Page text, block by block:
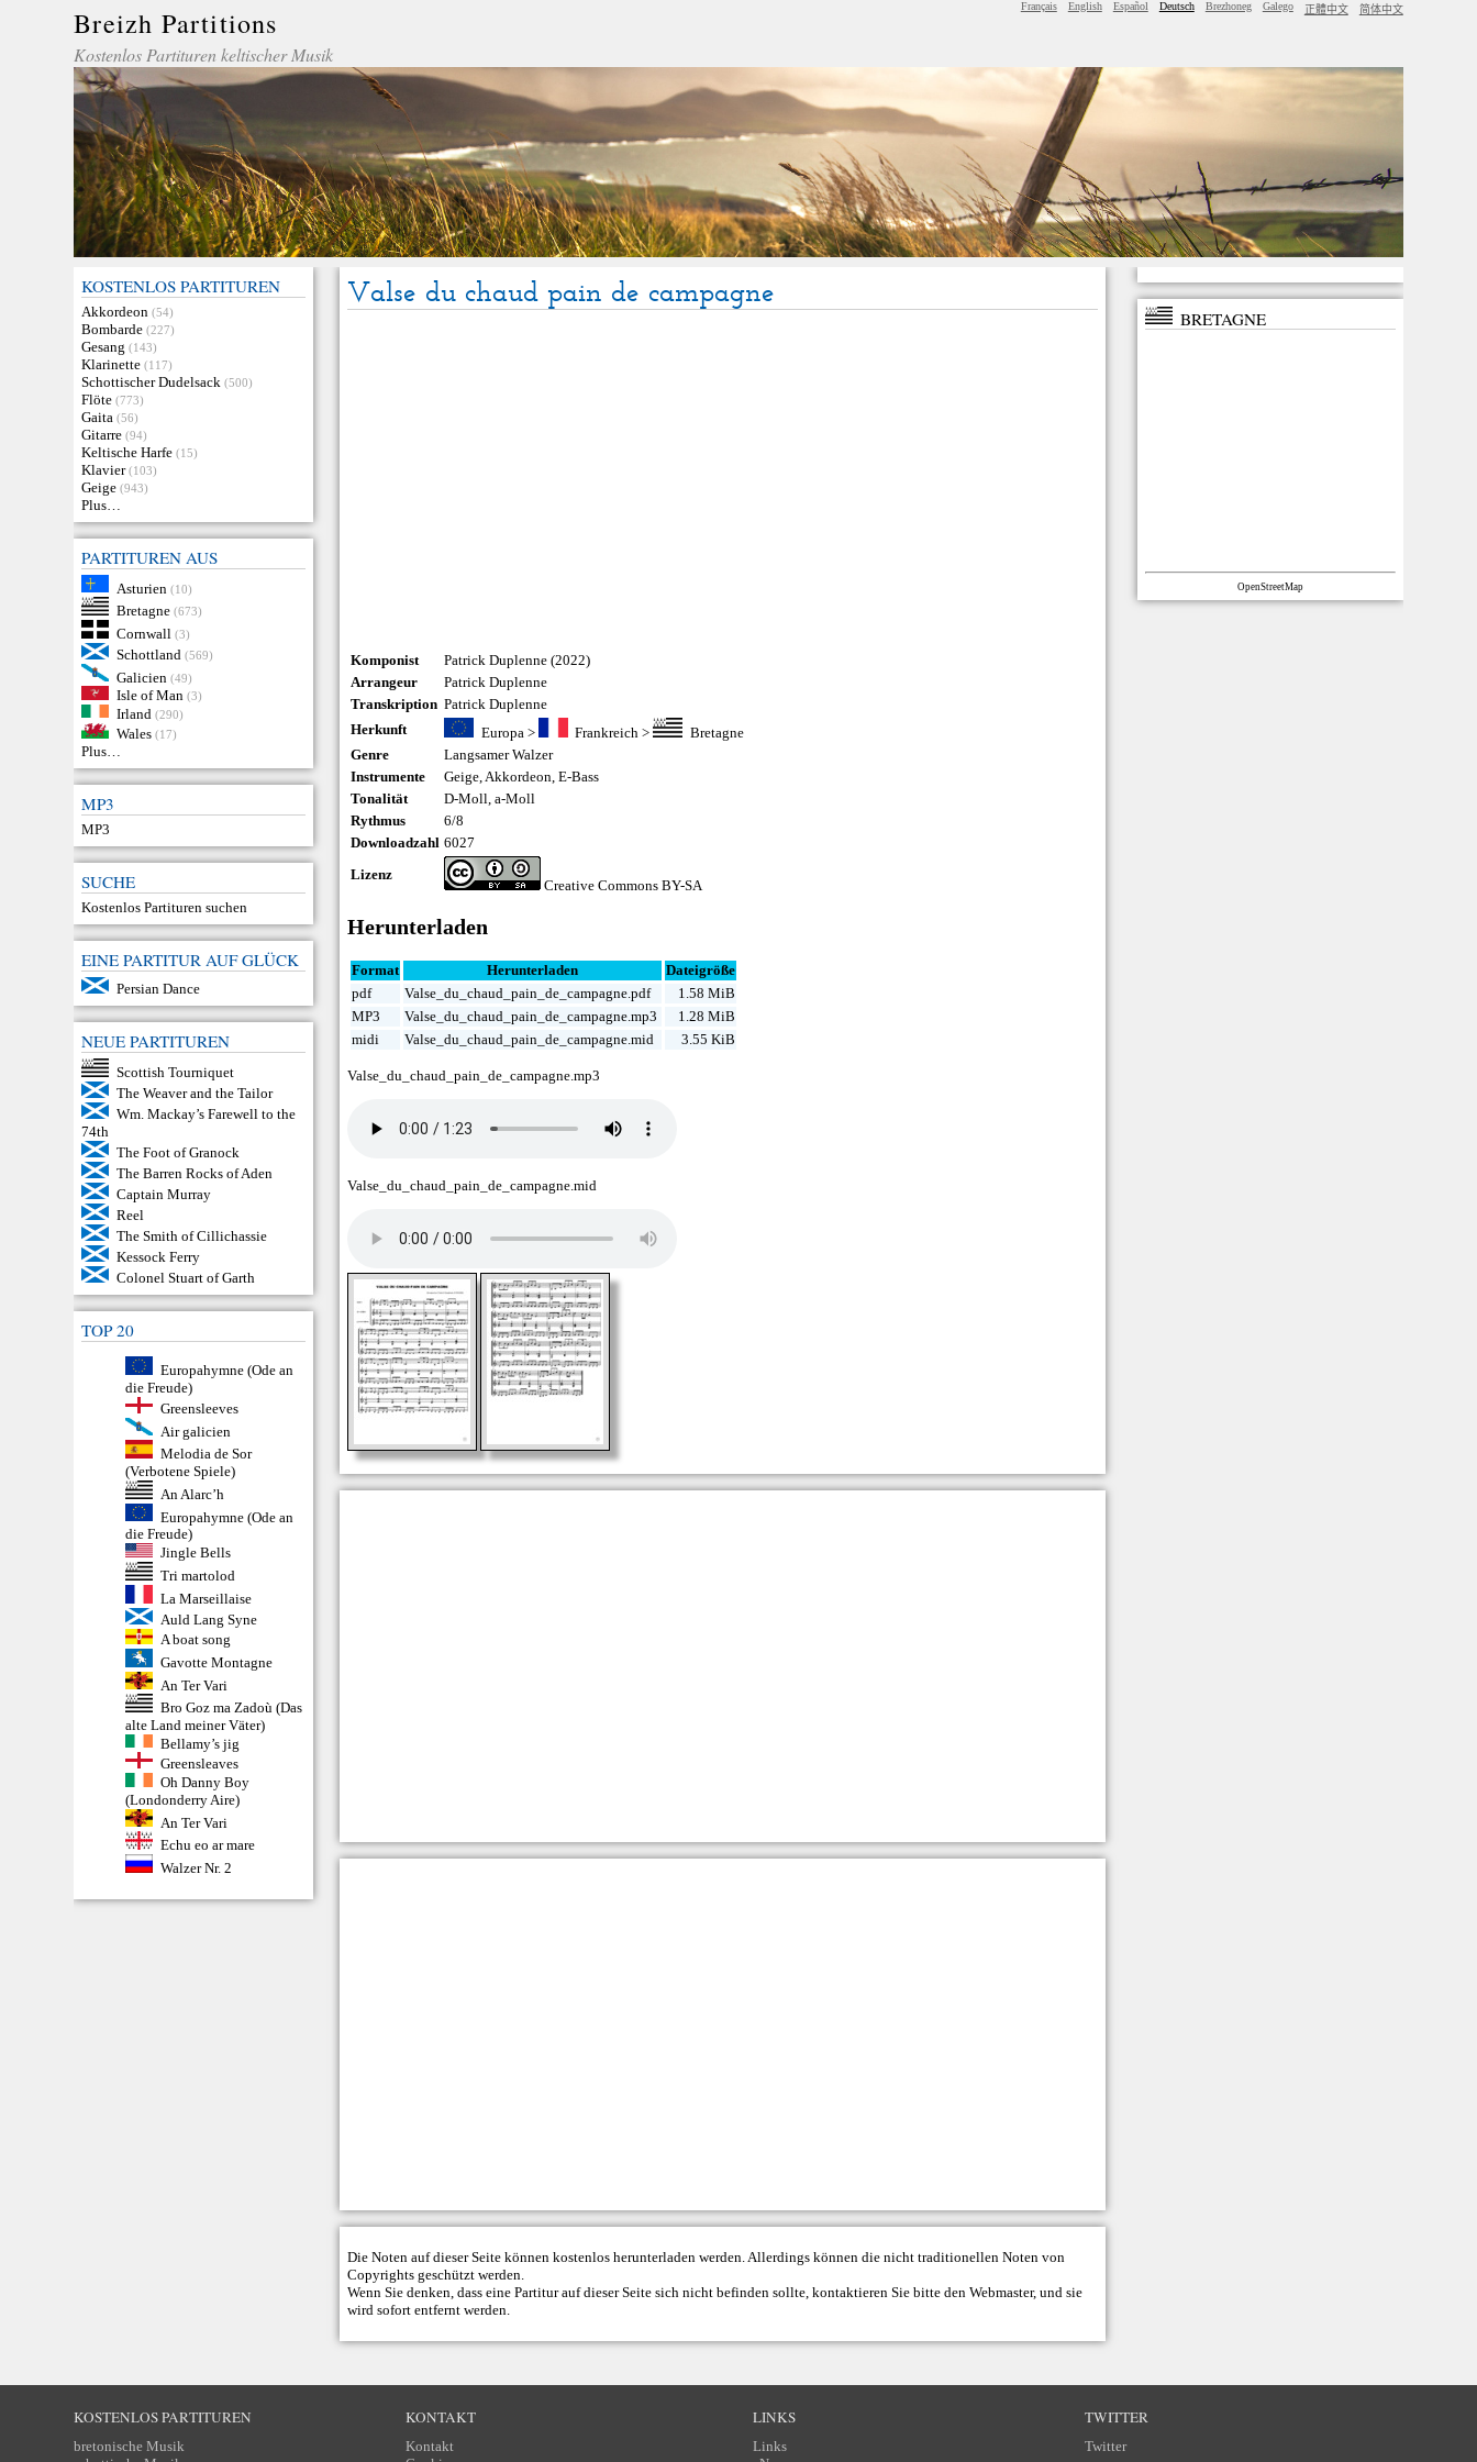
Breizh Partitions
Kostenlos Partituren keltischer Musik
Français English Español Deutsch Brezhoneg Galego 正體中文 简体中文
KOSTENLOS PARTITUREN
Akkordeon (54)
Bombarde (227)
Gesang (143)
Klarinette (117)
Schottischer Dudelsack (500)
Flöte (773)
Gaita (56)
Gitarre (94)
Keltische Harfe (15)
Klavier (103)
Geige (943)
Plus…
PARTITUREN AUS
Asturien (10)
Bretagne (673)
Cornwall (3)
Schottland (569)
Galicien (49)
Isle of Man (3)
Irland (290)
Wales (17)
Plus…
MP3
MP3
SUCHE
Kostenlos Partituren suchen
EINE PARTITUR AUF GLÜCK
Persian Dance
NEUE PARTITUREN
Scottish Tourniquet
The Weaver and the Tailor
Wm. Mackay’s Farewell to the
74th
The Foot of Granock
The Barren Rocks of Aden
Captain Murray
Reel
The Smith of Cillichassie
Kessock Ferry
Colonel Stuart of Garth
TOP 20
Europahymne (Ode an
die Freude)
Greensleeves
Air galicien
Melodia de Sor
(Verbotene Spiele)
An Alarc’h
Europahymne (Ode an
die Freude)
Jingle Bells
Tri martolod
La Marseillaise
Auld Lang Syne
A boat song
Gavotte Montagne
An Ter Vari
Bro Goz ma Zadoù (Das
alte Land meiner Väter)
Bellamy’s jig
Greensleaves
Oh Danny Boy
(Londonderry Aire)
An Ter Vari
Echu eo ar mare
Walzer Nr. 2
Valse du chaud pain de campagne
Komponist
Patrick Duplenne (2022)
Arrangeur
Patrick Duplenne
Transkription Patrick Duplenne
Herkunft
Europa > Frankreich >
Bretagne
Genre
Langsamer Walzer
Instrumente
Geige Akkordeon ,E-Bass
Tonalität
D-Moll, a-Moll
Rythmus
6/8
Downloadzahl 6027
Lizenz
Creative Commons BY-SA
Herunterladen
Format Herunterladen
Dateigröße
pdf
Valse_du_chaud_pain_de_campagne.pdf
1.58 MiB
MP3
Valse_du_chaud_pain_de_campagne.mp3
1.28 MiB
midi
Valse_du_chaud_pain_de_campagne.mid 3.55 KiB
Valse_du_chaud_pain_de_campagne.mp3
Valse_du_chaud_pain_de_campagne.mid
Die Noten auf dieser Seite können kostenlos herunterladen werden. Allerdings können die nicht traditionellen Noten von
Copyrights geschützt werden.
Wenn Sie denken, dass eine Partitur auf dieser Seite sich nicht befinden sollte, kontaktieren Sie bitte denWebmaster, und sie
wird sofort entfernt werden.
BRETAGNE
OpenStreetMap
KOSTENLOS PARTITUREN
bretonische Musik
KONTAKT
Kontakt
LINKS
Links
TWITTER
Twitter